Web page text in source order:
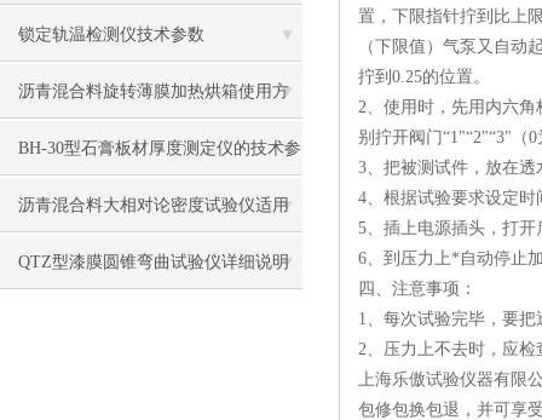
锁定轨温检测仪技术参数
沥青混合料旋转薄膜加热烘箱使用方
法
BH-30型石膏板材厚度测定仪的技术参
数
沥青混合料大相对论密度试验仪适用
范围
QTZ型漆膜圆锥弯曲试验仪详细说明
置，下限指针拧到比上
（下限值）气泵又自动
拧到0.25的位置。
2、使用时，先用内六
别拧开阀门“1"“2"“3"（
3、把被测试件，放在
4、根据试验要求设定
5、插上电源插头，打
6、到压力上*自动停止
四、 注意事项：
1、每次试验完毕，要
2、压力上不去时，应
上海乐傲试验仪器有限
包修包换包退，并可享